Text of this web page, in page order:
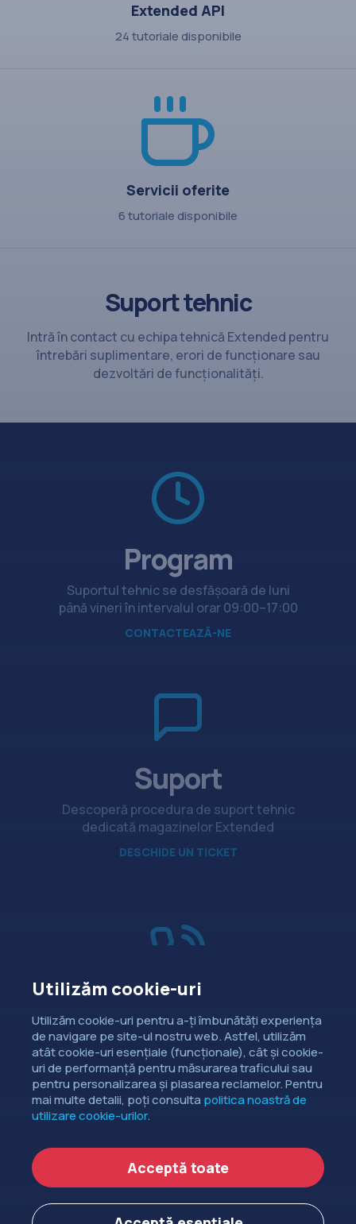
Extended API
24 tutoriale disponibile
Servicii oferite
6 tutoriale disponibile
Suport tehnic
Intră în contact cu echipa tehnică Extended pentru
întrebări suplimentare, erori de funcționare sau
dezvoltări de funcționalități.
Program
Suportul tehnic se desfășoară de luni
până vineri în intervalul orar 09:00–17:00
CONTACTEAZĂ-NE
Suport
Descoperă procedura de suport tehnic
dedicată magazinelor Extended
DESCHIDE UN TICKET
Vânzări
Dorești să intri în contact cu
departamentul de relații comerciale?
CONTACTEAZĂ-NE
Copyright ©EXTENDED DEV SRL2006-2026.
Politica de cookie-uri
Politica de confidențialitate
Utilizăm cookie-uri
Utilizăm cookie-uri pentru a-ți îmbunătăți experiența
de navigare pe site-ul nostru web. Astfel, utilizăm
atât cookie-uri esențiale (funcționale), cât și cookie-
uri de performanță pentru măsurarea traficului sau
pentru personalizarea și plasarea reclamelor. Pentru
mai multe detalii, poți consulta politica noastră de
utilizare cookie-urilor.
Acceptă toate